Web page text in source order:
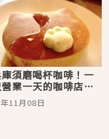
須磨喝杯咖啡！一
業一天的咖啡店
ろね珈琲」，這裡
的貓咪造型餐點
11月08日